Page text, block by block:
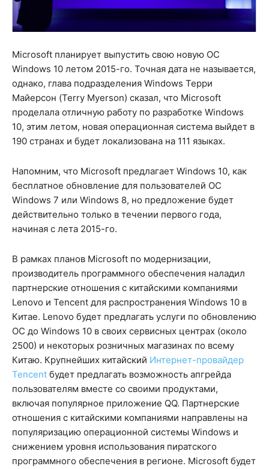
Microsoft планирует выпустить свою новую ОС
Windows 10 летом 2015-го. Точная дата не называется,
однако, глава подразделения Windows Терри
Майерсон (Terry Myerson) сказал, что Microsoft
проделала отличную работу по разработке Windows
10, этим летом, новая операционная система выйдет в
190 странах и будет локализована на 111 языках.
Напомним, что Microsoft предлагает Windows 10, как
бесплатное обновление для пользователей ОС
Windows 7 или Windows 8, но предложение будет
действительно только в течении первого года,
начиная с лета 2015-го.
В рамках планов Microsoft по модернизации,
производитель программного обеспечения наладил
партнерские отношения с китайскими компаниями
Lenovo и Tencent для распространения Windows 10 в
Китае. Lenovo будет предлагать услуги по обновлению
ОС до Windows 10 в своих сервисных центрах (около
2500) и некоторых розничных магазинах по всему
Китаю. Крупнейших китайский Интернет-провайдер
Tencent будет предлагать возможность апгрейда
пользователям вместе со своими продуктами,
включая популярное приложение QQ. Партнерские
отношения с китайскими компаниями направлены на
популяризацию операционной системы Windows и
снижением уровня использования пиратского
программного обеспечения в регионе. Microsoft будет